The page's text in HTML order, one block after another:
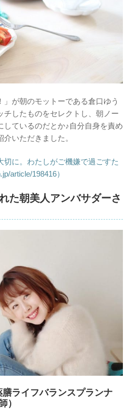
」が朝のモットーである倉口ゆう
チしたものをセレクトし、朝ノー
しているのだとか♪自分自身を責め
いただきました。
に。わたしがご機嫌で過ごすた
article/198416）
た朝美人アンバサダーさ
ライフバランスプランナ
）